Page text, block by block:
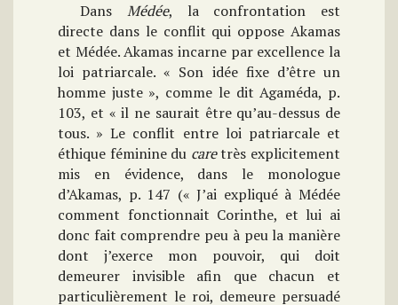
Dans Médée, la confrontation est
directe dans le conflit qui oppose Akamas
et Médée. Akamas incarne par excellence la
loi patriarcale. « Son idée fixe d’être un
homme juste », comme le dit Agaméda, p.
103, et « il ne saurait être qu’au-dessus de
tous. » Le conflit entre loi patriarcale et
éthique féminine du caretrès explicitement
mis en évidence, dans le monologue
d’Akamas, p. 147 (« J’ai expliqué à Médée
comment fonctionnait Corinthe, et lui ai
donc fait comprendre peu à peu la manière
dont j’exerce mon pouvoir, qui doit
demeurer invisible afin que chacun et
particulièrement le roi, demeure persuadé